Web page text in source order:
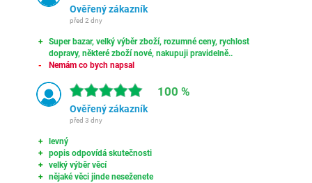
Ověřený zákazník
před 2 dny
Super bazar, velký výběr zboží, rozumné ceny, rychlost
dopravy, některé zboží nové, nakupuji pravidelně..
Nemám co bych napsal
100 %
Ověřený zákazník
před 3 dny
levný
popis odpovídá skutečnosti
velký výběr věcí
nějaké věci jinde neseženete